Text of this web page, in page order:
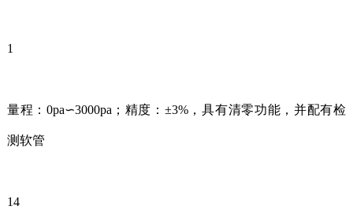
1
量程：0pa∽3000pa；精度：±3%，具有清零功能，并配有检
测软管
14